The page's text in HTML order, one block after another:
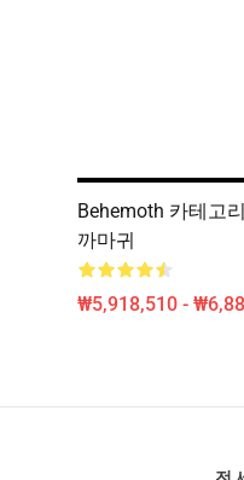
Behemoth 카테고
까마귀
₩5,918,510 -